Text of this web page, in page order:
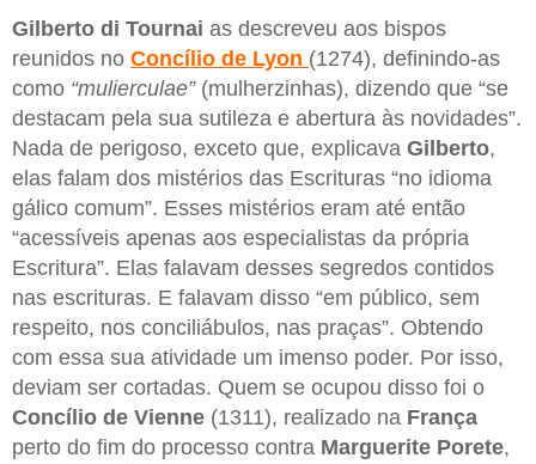
Gilberto di Tournai as descreveu aos bispos
reunidos no Concílio de Lyon (1274), definindo-as
como “mulierculae”(mulherzinhas), dizendo que “se
destacam pela sua sutileza e abertura às novidades”.
Nada de perigoso, exceto que, explicava Gilberto,
elas falam dos mistérios das Escrituras “no idioma
gálico comum”. Esses mistérios eram até então
“acessíveis apenas aos especialistas da própria
Escritura”. Elas falavam desses segredos contidos
nas escrituras. E falavam disso “em público, sem
respeito, nos conciliábulos, nas praças”. Obtendo
com essa sua atividade um imenso poder. Por isso,
deviam ser cortadas. Quem se ocupou disso foi o
Concílio de Vienne (1311), realizado na França
perto do fim do processo contra Marguerite Porete,